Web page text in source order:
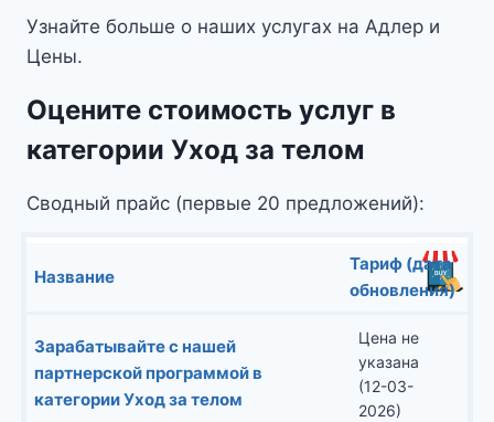
Узнайте больше о наших услугах на Адлер и
Цены.
Оцените стоимость услуг в
категории Уход за телом
Сводный прайс (первые 20 предложений):
Название
Тариф (дата
обновления)
Зарабатывайте с нашей
партнерской программой в
категории Уход за телом
Цена не
указана
(12-03-
2026)